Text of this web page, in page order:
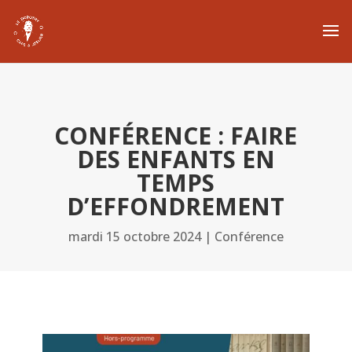
CONFÉRENCE : FAIRE
DES ENFANTS EN
TEMPS
D’EFFONDREMENT
mardi 15 octobre 2024| Conférence